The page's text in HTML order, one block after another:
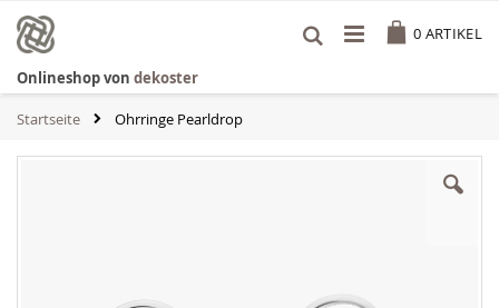
Inhalt
springen
0 ARTIKEL
Onlineshop von dekoster
Startseite Ohrringe Pearldrop